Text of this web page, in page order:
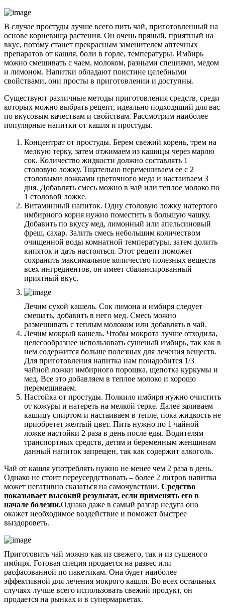
В случае простуды лучше всего пить чай, приготовленный на
основе корневища растения. Он очень пряный, приятный на
вкус, потому станет прекрасным заменителем аптечных
препаратов от кашля, боли в горле, температуры. Имбирь
можно смешивать с чаем, молоком, разными специями, медом
и лимоном. Напитки обладают поистине целебными
свойствами, они просты в приготовлении и доступны.
Существуют различные методы приготовления средств, среди
которых можно выбрать рецепт, идеально подходящий для вас
по вкусовым качествам и свойствам. Рассмотрим наиболее
популярные напитки от кашля и простуды.
Концентрат от простуды. Берем свежий корень, трем на
мелкую терку, затем отжимаем из кашицы через марлю
сок. Количество жидкости должно составлять 1
столовую ложку. Тщательно перемешиваем ее с 2
столовыми ложками цветочного меда и настаиваем 3
дня. Добавлять смесь можно в чай или теплое молоко по
1 столовой ложке.
Витаминный напиток. Одну столовую ложку натертого
имбирного корня нужно поместить в большую чашку.
Добавить по вкусу мед, лимонный или апельсиновый
фреш, сахар. Залить смесь небольшим количеством
очищенной воды комнатной температуры, затем долить
кипяток и дать настояться. Этот рецепт поможет
сохранить максимальное количество полезных веществ
всех ингредиентов, он имеет сбалансированный
приятный вкус.
Лечим сухой кашель. Сок лимона и имбиря следует
смешать, добавить в него мед. Смесь можно
размешивать с теплым молоком или добавлять в чай.
Лечим мокрый кашель. Чтобы мокрота лучше отходила,
целесообразнее использовать сушеный имбирь, так как в
нем содержится больше полезных для лечения веществ.
Для приготовления напитка нам понадобится 1/3
чайной ложки имбирного порошка, щепотка куркумы и
мед. Все это добавляем в теплое молоко и хорошо
перемешиваем.
Настойка от простуды. Полкило имбиря нужно очистить
от кожуры и натереть на мелкой терке. Далее заливаем
кашицу спиртом и настаиваем в тепле, пока жидкость не
приобретет желтый цвет. Пить нужно по 1 чайной
ложке настойки 2 раза в день после еды. Водителям
транспортных средств, детям и беременным женщинам
данный напиток запрещен, так как содержит алкоголь.
Чай от кашля употреблять нужно не менее чем 2 раза в день.
Однако не стоит переусердствовать – более 2 литров напитка
может негативно сказаться на самочувствии. Средство
показывает высокий результат, если применять его в
начале болезни.Однако даже в самый разгар недуга оно
окажет необходимое воздействие и поможет быстрее
выздороветь.
Приготовить чай можно как из свежего, так и из сушеного
имбиря. Готовая специя продается на развес или
расфасованной по пакетикам. Она будет наиболее
эффективной для лечения мокрого кашля. Во всех остальных
случаях лучше всего использовать свежий продукт, он
продается на рынках и в супермаркетах.